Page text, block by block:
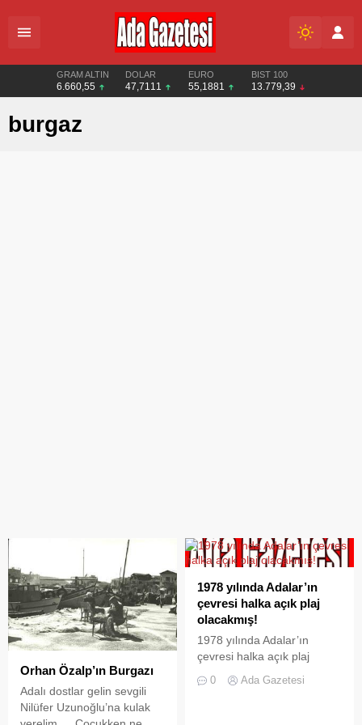
GRAM ALTIN
6.660,55
DOLAR
47,7111
EURO
55,1881
BIST 100
13.779,39
burgaz
Orhan Özalp’ın Burgazı
Adalı dostlar gelin sevgili
Nilüfer Uzunoğlu’na kulak
1978 yılında Adalar’ın
çevresi halka açık plaj
olacakmış!
1978 yılında Adalar’ın
çevresi halka açık plaj
Marmara Denizi’ndeki
0 Ada Gazetesi